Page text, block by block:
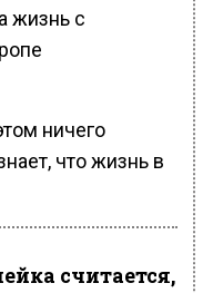
жизнь с
ничего
что жизнь в
считается,